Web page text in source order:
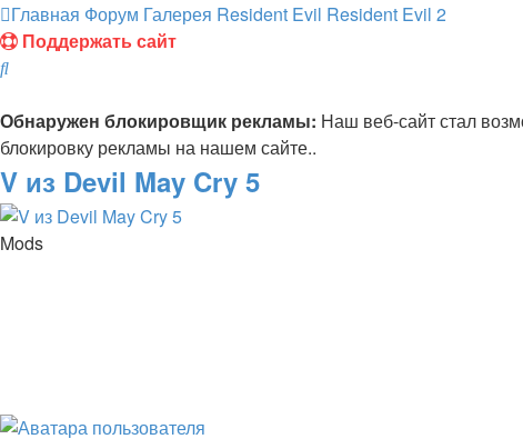
Главная Форум Галерея Resident Evil Resident Evil 2
Поддержать сайт
Поиск
Обнаружен блокировщик рекламы: Наш веб-сайт стал
блокировку рекламы на нашем сайте..
V из Devil May Cry 5
Mods